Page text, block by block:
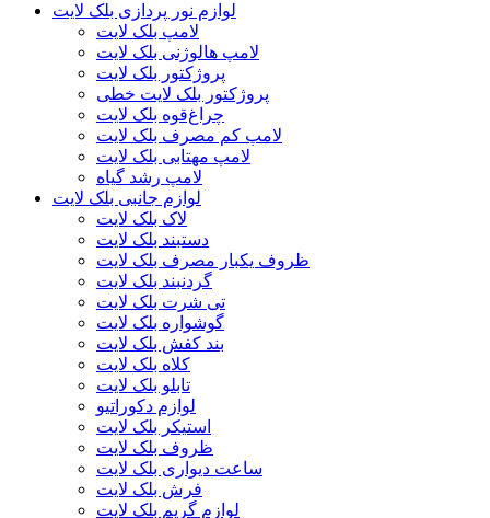
لوازم نور پردازی بلک لایت
لامپ بلک لایت
لامپ هالوژنی بلک لایت
پروژکتور بلک لایت
پروژکتور بلک لایت خطی
چراغ‌قوه بلک لایت
لامپ کم مصرف بلک لایت
لامپ مهتابی بلک لایت
لامپ رشد گیاه
لوازم جانبی بلک لایت
لاک بلک لایت
دستبند بلک لایت
ظروف یکبار مصرف بلک لایت
گردنبند بلک لایت
تی شرت بلک لایت
گوشواره بلک لایت
بند کفش بلک لایت
کلاه بلک لایت
تابلو بلک لایت
لوازم دکوراتیو
استیکر بلک لایت
ظروف بلک لایت
ساعت دیواری بلک لایت
فرش بلک لایت
لوازم گریم بلک لایت